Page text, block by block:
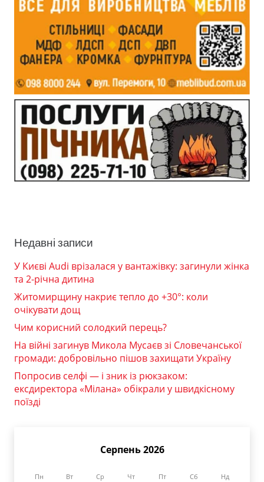
Недавні записи
У Києві Audi врізалася у вантажівку: загинули жінка
та 2-річна дитина
Житомирщину накриє тепло до +30°: коли
очікувати дощ
Чим корисний солодкий перець?
На війні загинув Микола Мусаєв зі Словечанської
громади: добровільно пішов захищати Україну
Попросив селфі — і зник із рюкзаком:
ексдиректора «Мілана» обікрали у швидкісному
поїзді
Серпень 2026
Пн Вт Ср Чт Пт Сб Нд